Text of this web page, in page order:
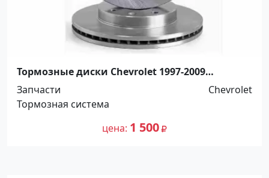
Тормозные диски Chevrolet 1997-2009
передние Краснодар
Запчасти
Chevrolet
Тормозная система
цена 1 500